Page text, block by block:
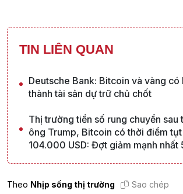
TIN LIÊN QUAN
Deutsche Bank: Bitcoin và vàng có
thành tài sản dự trữ chủ chốt
Thị trường tiền số rung chuyển sau
ông Trump, Bitcoin có thời điểm
104.000 USD: Đợt giảm mạnh nhất
Theo Nhịp sống thị trường Sao chép